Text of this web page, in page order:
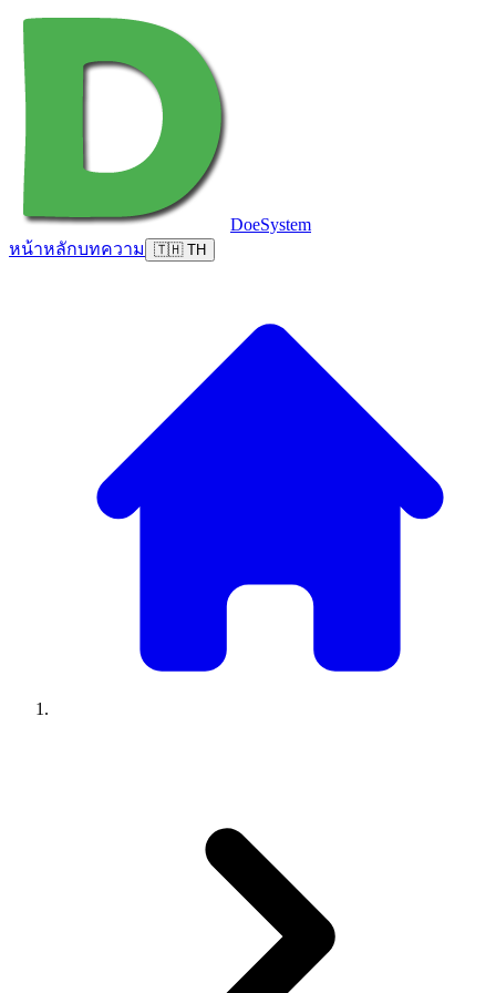
DoeSystem
หน้าหลักบทความ 🇹🇭 TH